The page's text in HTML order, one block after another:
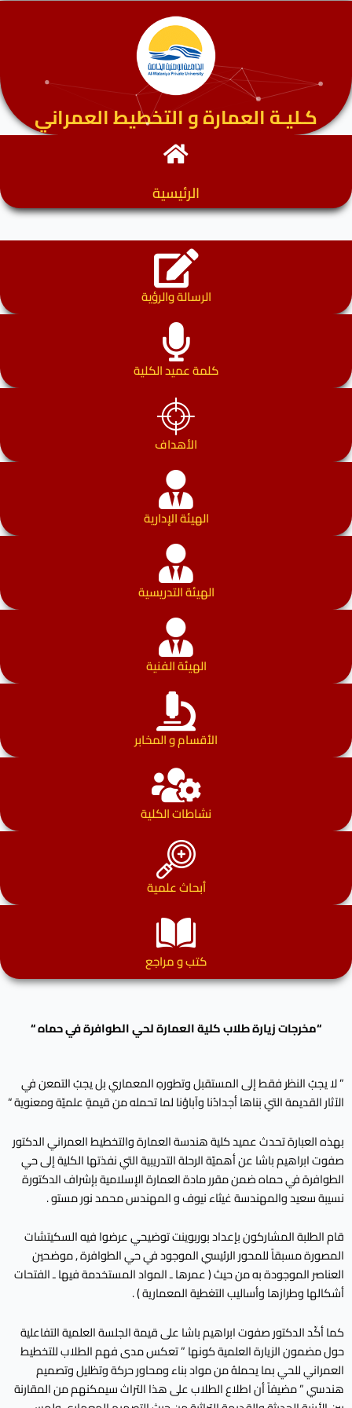
كـليـة العمارة و التخطيط العمراني
الرئيسية
الرسالة والرؤية
كلمة عميد الكلية
الأهداف
الهيئة الإدارية
الهيئة التدريسية
الهيئة الفنية
الأقسام و المخابر
نشاطات الكلية
أبحاث علمية
كتب و مراجع
“مخرجات زيارة طلاب كلية العمارة لحي الطوافرة في حماه “
” لا يجبُ النظر فقط إلى المستقبل وتطورهِ المعماري بل يجبُ التمعن في
الآثار القديمة التي بَناها أجدادُنا وآباؤنا لما تحمله من قيمةٍ علميّة ومعنوية “
بهذه العبارة تحدث عميد كلية هندسة العمارة والتخطيط العمراني الدكتور
صفوت ابراهيم باشا عن أهميّة الرحلة التدريبية التي نفذتها الكلية إلى حي
الطوافرة في حماه ضمن مقرر مادة العمارة الإسلامية بإشراف الدكتورة
نسيبة سعيد والمهندسة غيثاء نيوف و المهندس محمد نور مستو .
قام الطلبة المشاركون بإعداد بوربوينت توضيحي عرضوا فيه السكيتشات
المصورة مسبقاً للمحور الرئيسي الموجود في حي الطوافرة , موضحين
العناصر الموجودة به من حيث ( عمرها ـ المواد المستخدمة فيها ـ الفتحات
أشكالها وطرازها وأساليب التغطية المعمارية ) .
كما أكّد الدكتور صفوت ابراهيم باشا على قيمة الجلسة العلمية التفاعلية
حول مضمون الزيارة العلمية كونها ” تعكس مدى فهم الطلاب للتخطيط
العمراني للحي بما يحملهُ من مواد بناء ومحاور حركة وتظليل وتصميم
هندسي ” مضيفاً أن اطلاع الطلاب على هذا التراث سيمكنهم من المقارنة